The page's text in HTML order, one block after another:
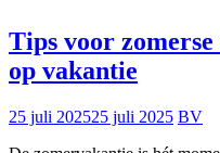
Tips voor zomerse
op vakantie
25 juli 202525 juli 2025 BV